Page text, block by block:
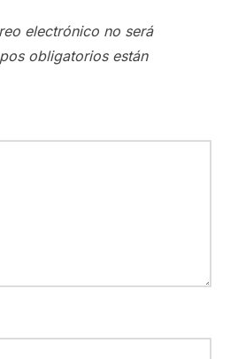
electrónico no será
obligatorios están